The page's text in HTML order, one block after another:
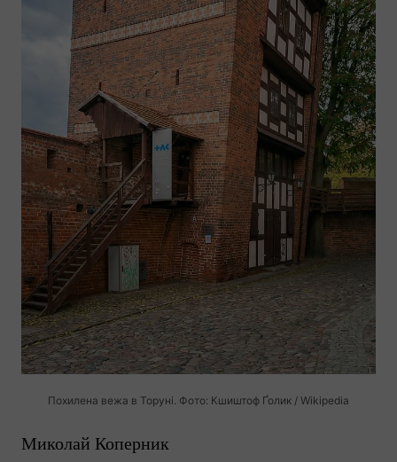
Похилена вежа в Торуні. Фото: Кшиштоф Ґолик / Wikipedia
Миколай Коперник